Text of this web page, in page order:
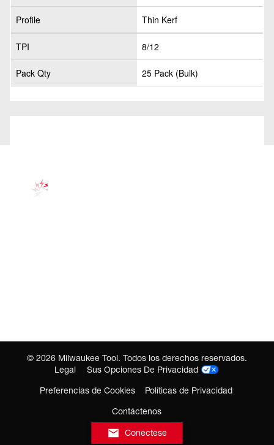
Profile Thin Kerf
TPI 8/12
Pack Qty 25 Pack (Bulk)
Conéctese
© 2026 Milwaukee Tool. Todos los derechos reservados.
Legal
Sus Opciones De Privacidad
Preferencias de Cookies
Políticas de Privacidad
Contáctenos